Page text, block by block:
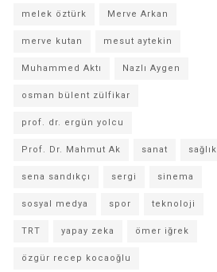
melek öztürk Merve Arkan
merve kutan mesut aytekin
Muhammed Aktı Nazlı Aygen
osman bülent zülfikar
prof. dr. ergün yolcu
Prof. Dr. Mahmut Ak sanat sağlık
sena sandıkçı sergi sinema
sosyal medya spor teknoloji
TRT yapay zeka ömer iğrek
özgür recep kocaoğlu